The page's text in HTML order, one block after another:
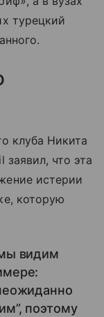
турецкий
клуба Никита
что эта
истерии
которую
видим
поэтому